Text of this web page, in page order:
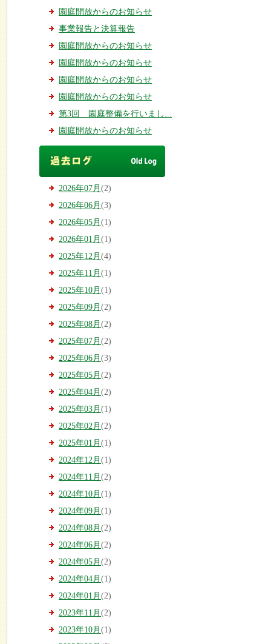
園庭開放からのお知らせ
事業報告と決算報告
園庭開放からのお知らせ
園庭開放からのお知らせ
園庭開放からのお知らせ
園庭開放からのお知らせ
第3回 園庭整備を行いまし...
園庭開放からのお知らせ
2026年07月 (2)
2026年06月 (3)
2026年05月 (1)
2026年01月 (1)
2025年12月 (4)
2025年11月 (1)
2025年10月 (1)
2025年09月 (2)
2025年08月 (2)
2025年07月 (2)
2025年06月 (3)
2025年05月 (2)
2025年04月 (2)
2025年03月 (1)
2025年02月 (2)
2025年01月 (1)
2024年12月 (1)
2024年11月 (2)
2024年10月 (1)
2024年09月 (1)
2024年08月 (2)
2024年06月 (2)
2024年05月 (2)
2024年04月 (1)
2024年01月 (2)
2023年11月 (2)
2023年10月 (1)